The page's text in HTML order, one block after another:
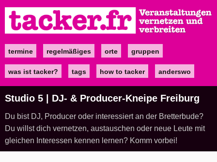
zum
Inhalt
Maintermine regelmäßiges orte gruppen
was ist tacker? tags how to tacker anderswo
Studio 5 | DJ- & Producer-Kneipe Freiburg
Du bist DJ, Producer oder interessiert an der Bretterbude?
Du willst dich vernetzen, austauschen oder neue Leute mit
gleichen Interessen kennen lernen? Komm vorbei!